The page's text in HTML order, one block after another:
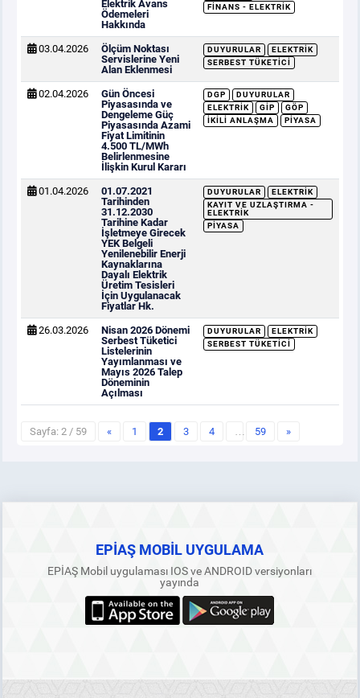
Elektrik Avans
Ödemeleri
Hakkında
FINANS - ELEKTRIK
03.04.2026
Ölçüm Noktası
Servislerine Yeni
Alan Eklenmesi
DUYURULAR
ELEKTRIK
SERBEST TÜKETICI
02.04.2026
Gün Öncesi
Piyasasında ve
Dengeleme Güç
Piyasasında Azami
Fiyat Limitinin
4.500 TL/MWh
Belirlenmesine
İlişkin Kurul Kararı
DGP
DUYURULAR
ELEKTRIK
GİP
GÖP
İKILI ANLAŞMA
PIYASA
01.04.2026
01.07.2021
Tarihinden
31.12.2030
Tarihine Kadar
İşletmeye Girecek
YEK Belgeli
Yenilenebilir Enerji
Kaynaklarına
Dayalı Elektrik
Üretim Tesisleri
İçin Uygulanacak
Fiyatlar Hk.
DUYURULAR
ELEKTRIK
KAYIT VE UZLAŞTIRMA -
ELEKTRIK
PIYASA
26.03.2026
Nisan 2026 Dönemi
Serbest Tüketici
Listelerinin
Yayımlanması ve
Mayıs 2026 Talep
Döneminin
Açılması
DUYURULAR
ELEKTRIK
SERBEST TÜKETICI
Sayfa: 2 / 59 « 1 2 3 4 … 59 »
EPİAŞ MOBİL UYGULAMA
EPİAŞ Mobil uygulaması IOS ve ANDROID versiyonları
yayında